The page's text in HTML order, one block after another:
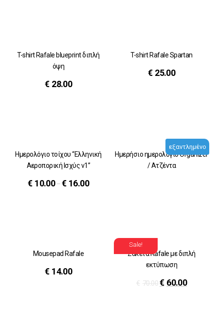
T-shirt Rafale blueprint διπλή
όψη
€ 28.00
T-shirt Rafale Spartan
€ 25.00
Ημερολόγιο τοίχου “Ελληνική
Αεροπορική Ισχύς v1”
€ 10.00–€ 16.00
εξαντλημένο
Ημερήσιο ημερολόγιο Organizer
/ Ατζέντα
Mousepad Rafale
€ 14.00
Sale!
Ζακέτα Rafale με διπλή
εκτύπωση
€ 70.00€60.00